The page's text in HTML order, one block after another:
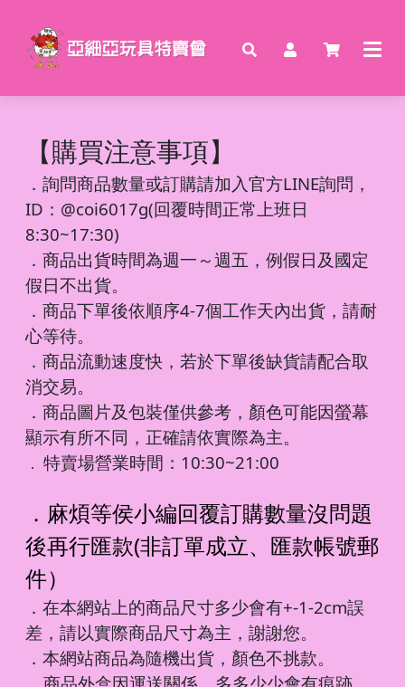
【購買注意事項】
． 詢問商品數量或訂購請加入官方LINE詢問，
ID：@coi6017g(回覆時間正常上班日
8:30~17:30)
．商品出貨時間為週一～週五，例假日及國定
假日不出貨。
．商品下單後依順序4-7個工作天內出貨，請耐
心等待。
．商品流動速度快，若於下單後缺貨請配合取
消交易。
．商品圖片及包裝僅供參考，顏色可能因螢幕
顯示有所不同，正確請依實際為主。
． 特賣場營業時間：10:30~21:00
．麻煩等侯小編回覆訂購數量沒問題
後再行匯款(非訂單成立、匯款帳號郵
件）
．在本網站上的商品尺寸多少會有+-1-2cm誤
差，請以實際商品尺寸為主，謝謝您。
．本網站商品為隨機出貨，顏色不挑款。